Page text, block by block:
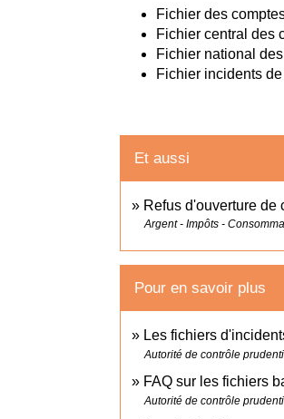
Fichier des
Fichier central des
Fichier national
Fichier incidents
Et aussi
Refus d'ouverture de
Argent - Impôts -
Pour en savoir plus
Les fichiers
Autorité de contrôle
FAQ sur les fichiers
Autorité de contrôle